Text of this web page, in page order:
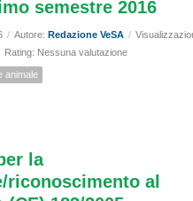
semestre 2016
/ Autore: Redazione VeSA /
Rating: Nessuna valutazione
animale
la
riconoscimento al